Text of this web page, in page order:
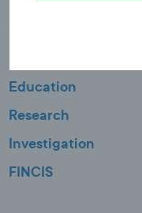
Spectator safety
Education
Research
Investigation
FINCIS